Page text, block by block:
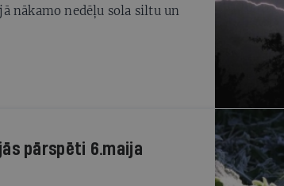
nākamo nedēļu sola siltu un
pārspēti 6.maija